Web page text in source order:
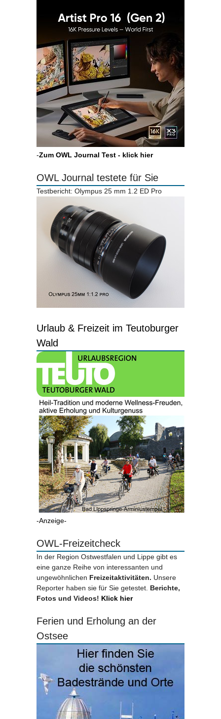
-Zum OWL Journal Test - klick hier
OWL Journal testete für Sie
Testbericht: Olympus 25 mm 1.2 ED Pro
Urlaub & Freizeit im Teutoburger
Wald
-Anzeige-
OWL-Freizeitcheck
In der Region Ostwestfalen und Lippe gibt es
eine ganze Reihe von interessanten und
ungewöhnlichen Freizeitaktivitäten. Unsere
Reporter haben sie für Sie getestet. Berichte,
Fotos und Videos! Klick hier
Ferien und Erholung an der
Ostsee